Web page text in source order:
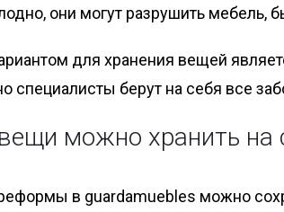
они могут разрушить мебель,
для хранения вещей
специалисты берут на себя все
можно хранить на
в guardamuebles можно